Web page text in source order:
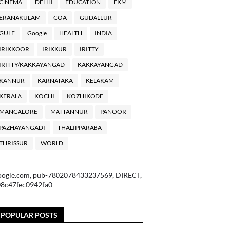
DELHI EDUCATION EKM
GOA GUDALLUR
Google HEALTH INDIA
IRIKKUR IRITTY
KAKKAYANGAD KAKKAYANGAD
KARNATAKA KELAKAM
KOCHI KOZHIKODE
MATTANNUR PANOOR
THALIPPARABA
WORLD
pub-7802078433237569, DIRECT,
POPULAR POSTS